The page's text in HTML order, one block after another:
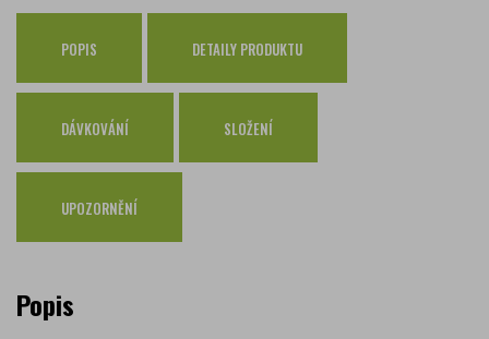
Osobní odběr Pražákova
zdarma
Osobní odběr Kounicova
Česká pošta
zdarma
PPL
GLS
zdarma
POPIS DETAILY PRODUKTU
DÁVKOVÁNÍ SLOŽENÍ
UPOZORNĚNÍ
Popis